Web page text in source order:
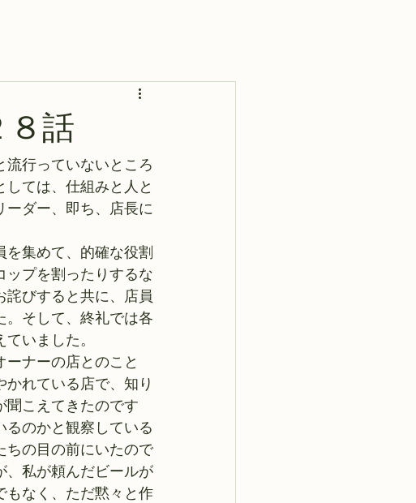
８話
流行っていないところ
ては、仕組みと人と
ーダー、即ち、店長に
集めて、的確な役割
ップを割ったりするな
詫びすると共に、店員
。そして、終礼では各
いました。
ナーの店とのこと
れている店で、知り
聞こえてきたのです
るのかと観察している
ちの目の前にいたので
、私が頼んだビールが
もなく、ただ黙々と作